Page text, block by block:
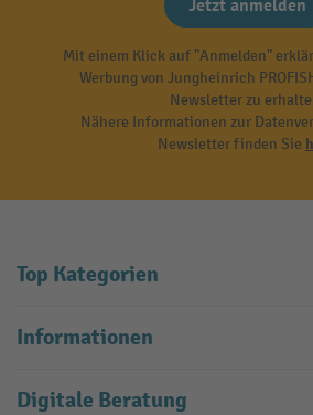
Jetzt anmelden
Mit einem Klick auf "Anmelden"
Werbung von Jungheinrich
Newsletter zu
Nähere Informationen zur
Newsletter finden Sie
Top Kategorien
Informationen
Digitale Beratung